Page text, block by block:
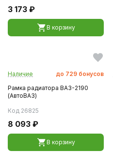
3 173 ₽
В корзину
Наличие до 729 бонусов
Рамка радиатора ВАЗ-2190
(АвтоВАЗ)
Код 26825
8 093 ₽
В корзину